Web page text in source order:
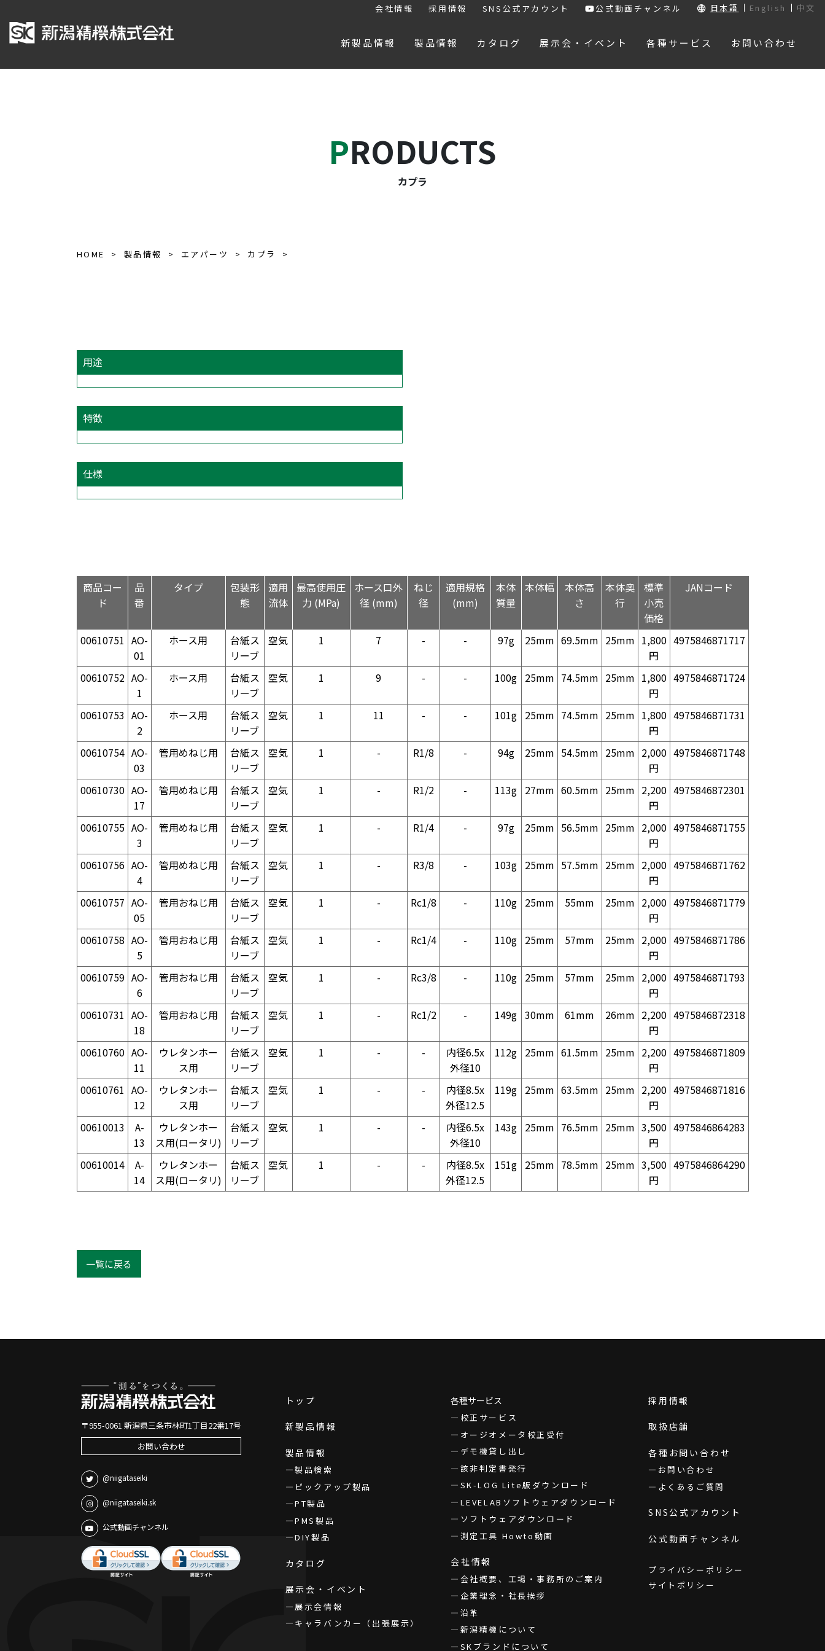
会社情報 採用情報 SNS公式アカウント 公式動画チャンネル 日本語 English 中文
新製品情報 製品情報 カタログ 展示会・イベント 各種サービス お問い合わせ
PRODUCTS
カプラ
HOME 製品情報 エアパーツ カプラ
用途
特徴
仕様
商品コー
ド
品
番
タイプ
包装形
態
適用
流体
最高使用圧
力 (MPa)
ホース口外
径 (mm)
ねじ
径
適用規格
(mm)
本体
質量
本体幅
本体高
さ
本体奥
行
標準
小売
価格
JANコード
00610751 AO-
01
ホース用
台紙ス
リーブ
空気 1 7 - - 97g 25mm 69.5mm 25mm 1,800
円
4975846871717
00610752 AO-
1
ホース用
台紙ス
リーブ
空気 1 9 - - 100g 25mm 74.5mm 25mm 1,800
円
4975846871724
00610753 AO-
2
ホース用
台紙ス
リーブ
空気 1 11 - - 101g 25mm 74.5mm 25mm 1,800
円
4975846871731
00610754 AO-
03
管用めねじ用
台紙ス
リーブ
空気 1 - R1/8 - 94g 25mm 54.5mm 25mm 2,000
円
4975846871748
00610730 AO-
17
管用めねじ用
台紙ス
リーブ
空気 1 - R1/2 - 113g 27mm 60.5mm 25mm 2,200
円
4975846872301
00610755 AO-
3
管用めねじ用
台紙ス
リーブ
空気 1 - R1/4 - 97g 25mm 56.5mm 25mm 2,000
円
4975846871755
00610756 AO-
4
管用めねじ用
台紙ス
リーブ
空気 1 - R3/8 - 103g 25mm 57.5mm 25mm 2,000
円
4975846871762
00610757 AO-
05
管用おねじ用
台紙ス
リーブ
空気 1 - Rc1/8 - 110g 25mm 55mm 25mm 2,000
円
4975846871779
00610758 AO-
5
管用おねじ用
台紙ス
リーブ
空気 1 - Rc1/4 - 110g 25mm 57mm 25mm 2,000
円
4975846871786
00610759 AO-
6
管用おねじ用
台紙ス
リーブ
空気 1 - Rc3/8 - 110g 25mm 57mm 25mm 2,000
円
4975846871793
00610731 AO-
18
管用おねじ用
台紙ス
リーブ
空気 1 - Rc1/2 - 149g 30mm 61mm 26mm 2,200
円
4975846872318
00610760 AO-
11
ウレタンホー
ス用
台紙ス
リーブ
空気 1 - -
内径6.5x
外径10
112g 25mm 61.5mm 25mm 2,200
円
4975846871809
00610761 AO-
12
ウレタンホー
ス用
台紙ス
リーブ
空気 1 - -
内径8.5x
外径12.5
119g 25mm 63.5mm 25mm 2,200
円
4975846871816
00610013
A-
13
ウレタンホー
ス用(ロータリ)
台紙ス
リーブ
空気 1 - -
内径6.5x
外径10
143g 25mm 76.5mm 25mm 3,500
円
4975846864283
00610014
A-
14
ウレタンホー
ス用(ロータリ)
台紙ス
リーブ
空気 1 - -
内径8.5x
外径12.5
151g 25mm 78.5mm 25mm 3,500
円
4975846864290
一覧に戻る
〒955-0061 新潟県三条市林町1丁目22番17号
お問い合わせ
@niigataseiki
@niigataseiki.sk
公式動画チャンネル
トップ
新製品情報
製品情報
製品検索
ピックアップ製品
PT製品
PMS製品
DIY製品
カタログ
展示会・イベント
展示会情報
キャラバンカー（出張展示）
各種サービス
校正サービス
オージオメータ校正受付
デモ機貸し出し
該非判定書発行
SK-LOG Lite版ダウンロード
LEVELABソフトウェアダウンロード
ソフトウェアダウンロード
測定工具 Howto動画
会社情報
会社概要、工場・事務所のご案内
企業理念・社長挨拶
沿革
新潟精機について
SKブランドについて
採用情報
取扱店舗
各種お問い合わせ
お問い合わせ
よくあるご質問
SNS公式アカウント
公式動画チャンネル
プライバシーポリシー
サイトポリシー